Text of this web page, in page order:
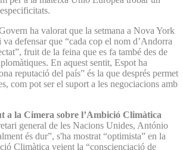
ha valorat que la setmana a Nova York
va defensar que “cada cop el nom d’Andorra
fruit de la feina que es fa també des de
En aquest sentit, Espot ha
reputació del país” és la que després permet
com pot ser el suport a les negociacions amb
a la Cimera sobre l’Ambició Climàtica
general de les Nacions Unides, António
és dur”, s'ha mostrat “optimista” en la
Climàtica veient la “conscienciació de